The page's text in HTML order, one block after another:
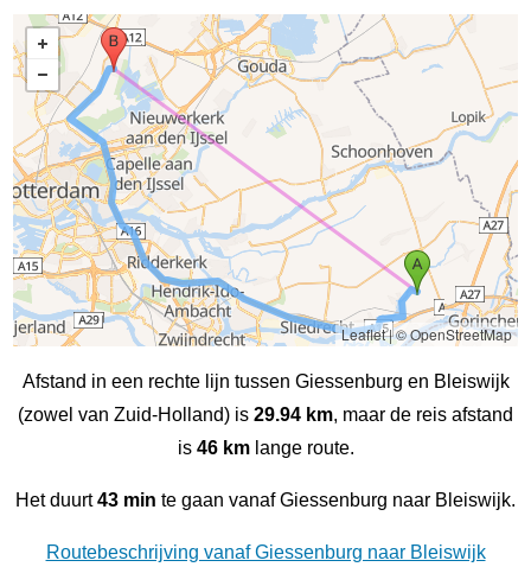
Leaflet|© OpenStreetMap
Afstand in een rechte lijn tussen Giessenburg en Bleiswijk
(zowel van Zuid-Holland) is 29.94 km, maar de reis afstand
is 46 kmlange route.
Het duurt43 min te gaan vanaf Giessenburg naar Bleiswijk.
Routebeschrijving vanaf Giessenburg naar Bleiswijk